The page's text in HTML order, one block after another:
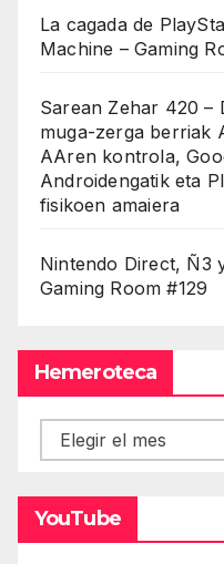
La cagada de
Machine – Gaming
Sarean Zehar 420 –
muga-zerga berriak
AAren kontrola,
Androidengatik eta
fisikoen amaiera
Nintendo Direct, Ñ3
Gaming Room #129
Hemeroteca
Hemeroteca
YouTube